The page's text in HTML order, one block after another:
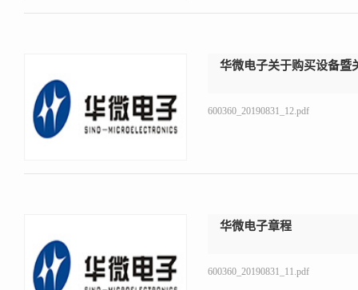
华微电子关于购买设备暨
600360_20190831_12.pdf
华微电子章程
600360_20190831_11.pdf